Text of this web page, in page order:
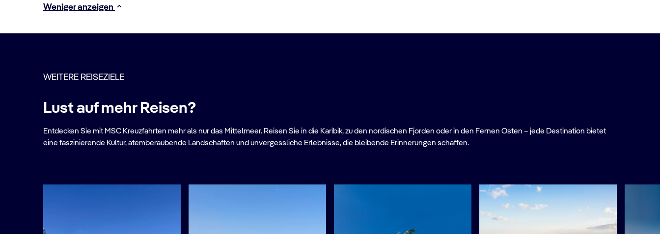
Weniger anzeigen
WEITERE REISEZIELE
Lust auf mehr Reisen?
Entdecken Sie mit MSC Kreuzfahrten mehr als nur das Mittelmeer. Reisen Sie in die Karibik, zu den nordischen Fjorden oder in den Fernen Osten – jede Destination bietet
eine faszinierende Kultur, atemberaubende Landschaften und unvergessliche Erlebnisse, die bleibende Erinnerungen schaffen.